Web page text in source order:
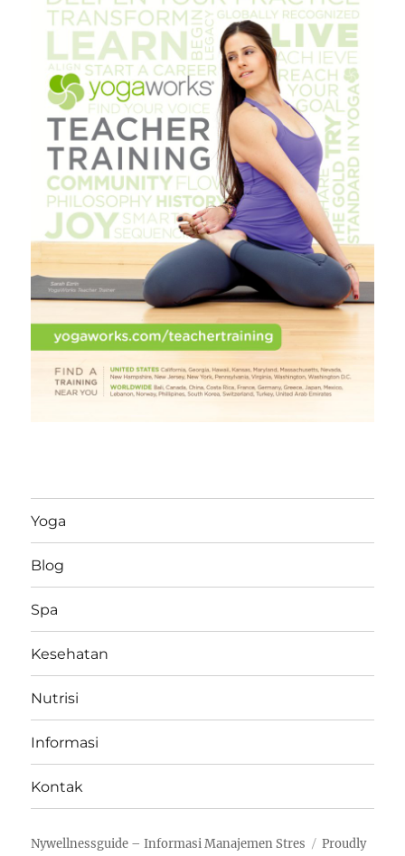
Yoga
Blog
Spa
Kesehatan
Nutrisi
Informasi
Kontak
Nywellnessguide – Informasi Manajemen Stres
Proudly